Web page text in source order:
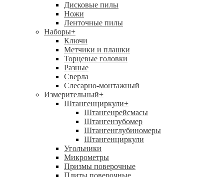
Дисковые пилы
Ножи
Ленточные пилы
Наборы+
Ключи
Метчики и плашки
Торцевые головки
Разные
Сверла
Слесарно-монтажный
Измерительный+
Штангенциркули+
Штангенрейсмасы
Штангензубомер
Штангенглубиномеры
Штангенциркули
Угольники
Микрометры
Призмы поверочные
Плиты поверочные